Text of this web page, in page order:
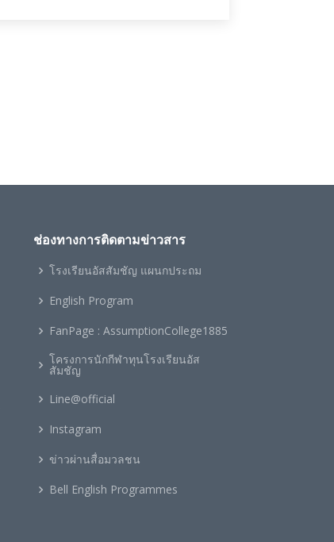
ช่องทางการติดตามข่าวสาร
โรงเรียนอัสสัมชัญ แผนกประถม
English Program
FanPage : AssumptionCollege1885
โครงการนักกีฬาทุนโรงเรียนอัส
สัมชัญ
Line@official
Instagram
ข่าวผ่านสื่อมวลชน
Bell English Programmes